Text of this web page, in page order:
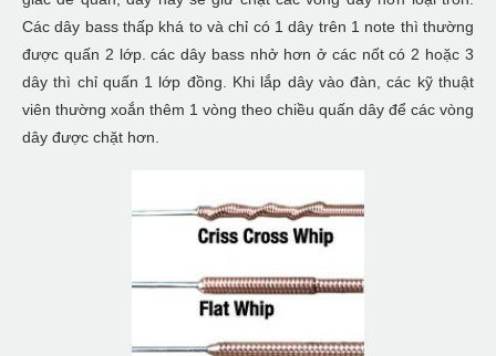
Các dây bass thấp khá to và chỉ có 1 dây trên 1 note thì thường
được quấn 2 lớp. các dây bass nhở hơn ở các nốt có 2 hoặc 3
dây thì chỉ quấn 1 lớp đồng. Khi lắp dây vào đàn, các kỹ thuật
viên thường xoắn thêm 1 vòng theo chiều quấn dây để các vòng
dây được chặt hơn.